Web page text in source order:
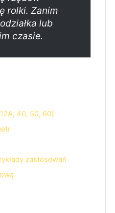
rolki. Zanim
lub
czasie.
40, 50, 60)
zastosowań